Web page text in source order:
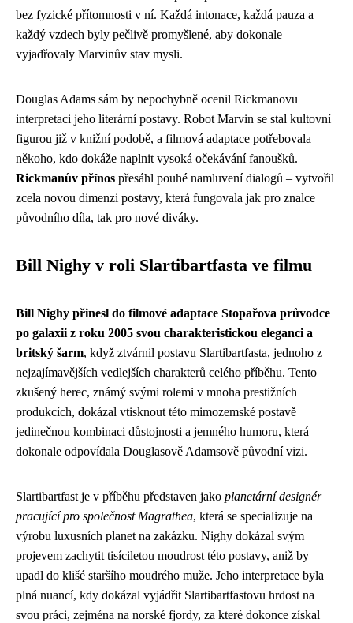
bez fyzické přítomnosti v ní. Každá intonace, každá pauza a
každý vzdech byly pečlivě promyšlené, aby dokonale
vyjadřovaly Marvinův stav mysli.
Douglas Adams sám by nepochybně ocenil Rickmanovu
interpretaci jeho literární postavy. Robot Marvin se stal kultovní
figurou již v knižní podobě, a filmová adaptace potřebovala
někoho, kdo dokáže naplnit vysoká očekávání fanoušků.
Rickmanův přínos přesáhl pouhé namluvení dialogů – vytvořil
zcela novou dimenzi postavy, která fungovala jak pro znalce
původního díla, tak pro nové diváky.
Bill Nighy v roli Slartibartfasta ve filmu
Bill Nighy přinesl do filmové adaptace Stopařova průvodce
po galaxii z roku 2005 svou charakteristickou eleganci a
britský šarm, když ztvárnil postavu Slartibartfasta, jednoho z
nejzajímavějších vedlejších charakterů celého příběhu. Tento
zkušený herec, známý svými rolemi v mnoha prestižních
produkcích, dokázal vtisknout této mimozemské postavě
jedinečnou kombinaci důstojnosti a jemného humoru, která
dokonale odpovídala Douglasově Adamsově původní vizi.
Slartibartfast je v příběhu představen jako planetární designér
pracující pro společnost Magrathea, která se specializuje na
výrobu luxusních planet na zakázku. Nighy dokázal svým
projevem zachytit tisíciletou moudrost této postavy, aniž by
upadl do klišé staršího moudrého muže. Jeho interpretace byla
plná nuancí, kdy dokázal vyjádřit Slartibartfastovu hrdost na
svou práci, zejména na norské fjordy, za které dokonce získal